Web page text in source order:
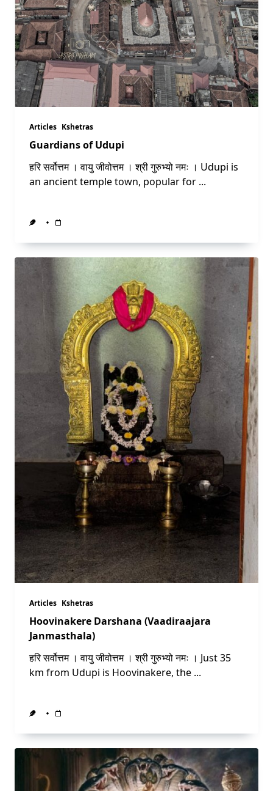
Articles Kshetras
Guardians of Udupi
हरि सर्वोत्तम । वायु जीवोत्तम । श्री गुरुभ्यो नमः । Udupi is
an ancient temple town, popular for ...
Articles Kshetras
Hoovinakere Darshana (Vaadiraajara
Janmasthala)
हरि सर्वोत्तम । वायु जीवोत्तम । श्री गुरुभ्यो नमः । Just 35
km from Udupi is Hoovinakere, the ...